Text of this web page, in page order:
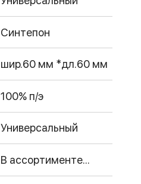
Синтепон
шир.60 мм *дл.60 мм
100% п/э
Универсальный
В ассортименте...